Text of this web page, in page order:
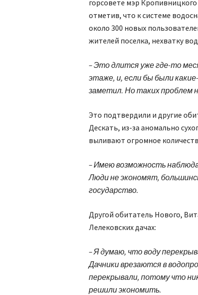
горсовете мэр
отметив, что к системе
около 300 новых
жителей поселка, нехватку
– Это длится уже где-то
этаже, и, если бы были
заметил. Но таких проблем
Это подтвердили и другие
Дескать, из-за аномально
выливают огромное
– Имею возможность
Люди не экономят,
государство.
Другой обитатель Нового,
Лелековских дачах:
– Я думаю, что воду
Дачники врезаются в
перекрывали, потому что
решили экономить.